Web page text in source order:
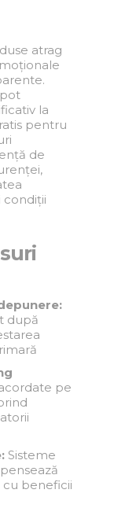
atrag
la
pentru
de
condiții
după
pe
Sisteme
beneficii